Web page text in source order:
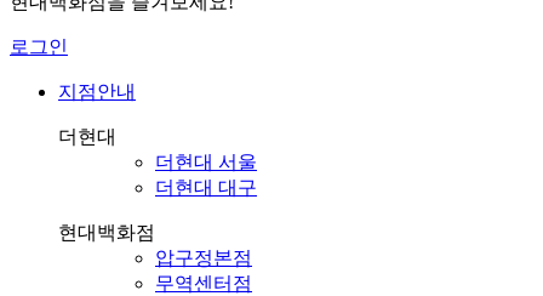
로그인
지점안내
더현대
더현대 서울
더현대 대구
현대백화점
압구정본점
무역센터점